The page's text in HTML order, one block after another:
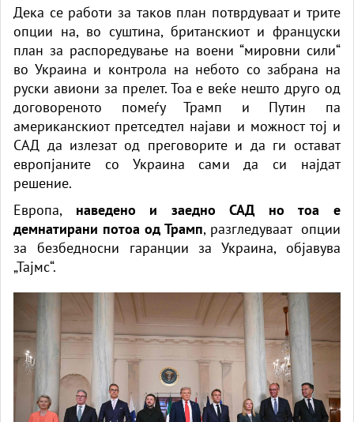
Дека се работи за таков план потврдуваат и трите
опции на, во суштина, британскиот и француски
план за распоредување на воени “мировни сили“
во Украина и контрола на небото со забрана на
руски авиони за прелет. Тоа е веќе нешто друго од
договореното помеѓу Трамп и Путин па
американскиот претседтел најави и можност тој и
САД да излезат од преговорите и да ги остават
европјаните со Украина сами да си најдат
решение.
Европа, наведено и заедно САД но тоа е
демнатирани потоа од Трамп, разгледуваат опции
за безбедносни гаранции за Украина, објавува
„Тајмс“.